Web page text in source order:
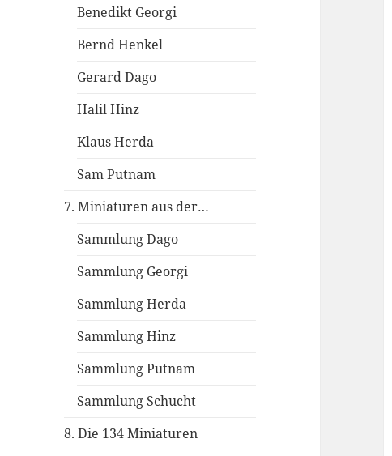
Benedikt Georgi
Bernd Henkel
Gerard Dago
Halil Hinz
Klaus Herda
Sam Putnam
7. Miniaturen aus der…
Sammlung Dago
Sammlung Georgi
Sammlung Herda
Sammlung Hinz
Sammlung Putnam
Sammlung Schucht
8. Die 134 Miniaturen